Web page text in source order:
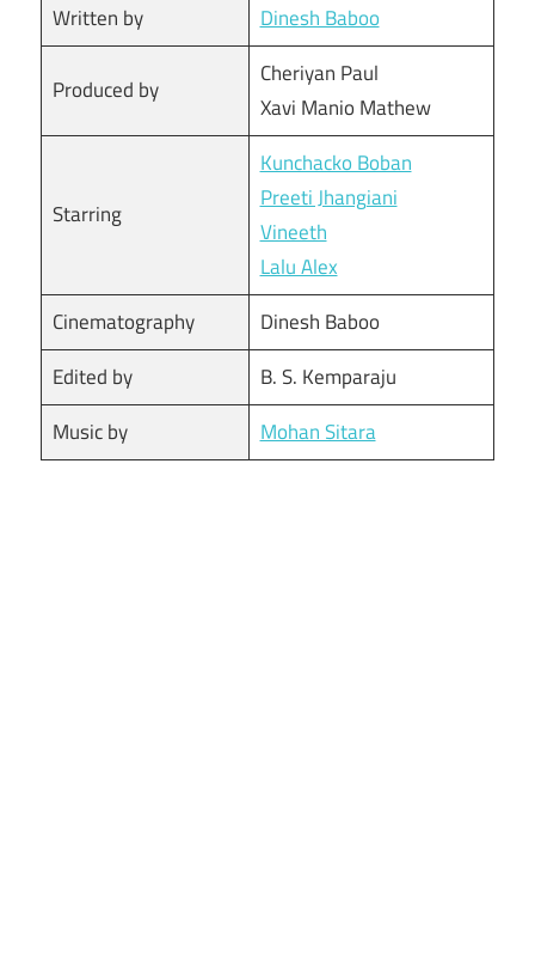
Written by
Dinesh Baboo
Produced by
Cheriyan Paul
Xavi Manio Mathew
Starring
Kunchacko Boban
Preeti Jhangiani
Vineeth
Lalu Alex
Cinematography
Dinesh Baboo
Edited by
B. S. Kemparaju
Music by
Mohan Sitara